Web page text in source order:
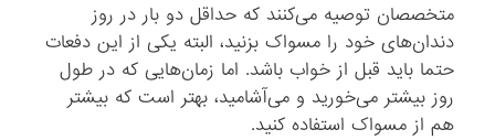
متخصصان توصیه می‌کنند که حداقل دو بار در روز
دندان‌های خود را مسواک بزنید، البته یکی از این دفعات
حتما باید قبل از خواب باشد. اما زمان‌هایی که در طول
روز بیشتر می‌خورید و می‌آشامید، بهتر است که بیشتر
هم از مسواک استفاده کنید.